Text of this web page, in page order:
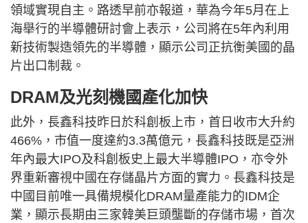
領域實現自主。路透早前亦報道，華為今年5月在上
海舉行的半導體研討會上表示，公司將在5年內利用
新技術製造領先的半導體，顯示公司正抗衡美國的晶
片出口制裁。
DRAM及光刻機國產化加快
此外，長鑫科技昨日於科創板上市，首日收市大升約
466%，市值一度達約3.3萬億元，長鑫科技既是亞洲
年內最大IPO及科創板史上最大半導體IPO，亦令外
界重新審視中國在存儲晶片方面的實力。長鑫科技是
中國目前唯一具備規模化DRAM量產能力的IDM企
業，顯示長期由三家韓美巨頭壟斷的存儲市場，首次